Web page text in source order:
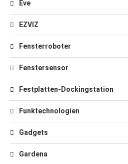
Eve
EZVIZ
Fensterroboter
Fenstersensor
Festplatten-Dockingstation
Funktechnologien
Gadgets
Gardena